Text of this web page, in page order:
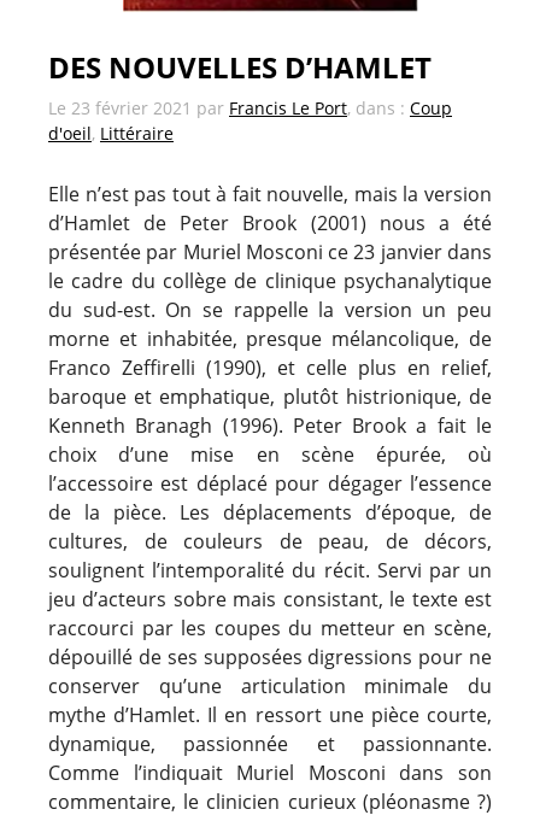
DES NOUVELLES D’HAMLET
Le 23 février 2021 par Francis Le Port, dans : Coup
d'oeil, Littéraire
Elle n’est pas tout à fait nouvelle, mais la version
d’Hamlet de Peter Brook (2001) nous a été
présentée par Muriel Mosconi ce 23 janvier dans
le cadre du collège de clinique psychanalytique
du sud-est. On se rappelle la version un peu
morne et inhabitée, presque mélancolique, de
Franco Zeffirelli (1990), et celle plus en relief,
baroque et emphatique, plutôt histrionique, de
Kenneth Branagh (1996). Peter Brook a fait le
choix d’une mise en scène épurée, où
l’accessoire est déplacé pour dégager l’essence
de la pièce. Les déplacements d’époque, de
cultures, de couleurs de peau, de décors,
soulignent l’intemporalité du récit. Servi par un
jeu d’acteurs sobre mais consistant, le texte est
raccourci par les coupes du metteur en scène,
dépouillé de ses supposées digressions pour ne
conserver qu’une articulation minimale du
mythe d’Hamlet. Il en ressort une pièce courte,
dynamique, passionnée et passionnante.
Comme l’indiquait Muriel Mosconi dans son
commentaire, le clinicien curieux (pléonasme ?)